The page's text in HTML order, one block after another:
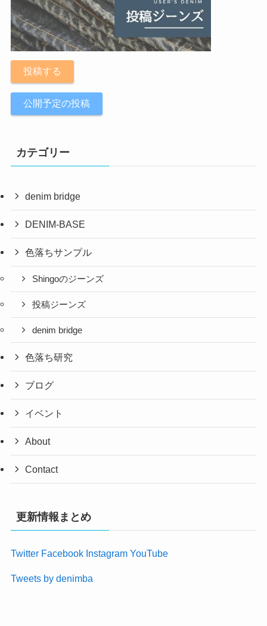
投稿する
公開予定の投稿
カテゴリー
denim bridge
DENIM-BASE
色落ちサンプル
Shingoのジーンズ
投稿ジーンズ
denim bridge
色落ち研究
ブログ
イベント
About
Contact
更新情報まとめ
Twitter Facebook Instagram YouTube
Tweets by denimba